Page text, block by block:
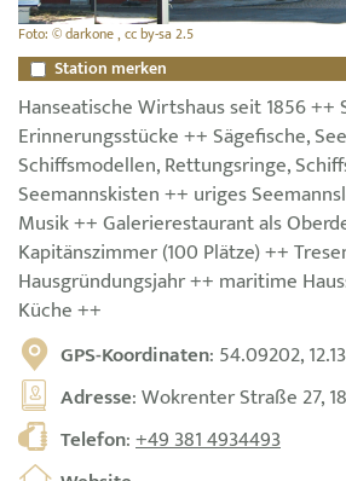
Foto: © darkone , cc by-sa 2.5
Station merken
Hanseatische Wirtshaus seit 1856 ++
Erinnerungsstücke ++ Sägefische,
Schiffsmodellen, Rettungsringe,
Seemannskisten ++ uriges
Musik ++ Galerierestaurant als
Kapitänszimmer (100 Plätze) ++
Hausgründungsjahr ++ maritime
Küche ++
GPS-Koordinaten: 54.09202,
Adresse: Wokrenter Straße 27,
Telefon:+49 381 4934493